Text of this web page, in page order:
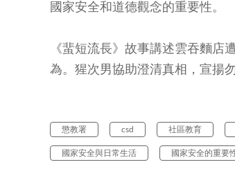
國家安全和道德觀念的重要性。
《蜚短流長》故事講述雲吞麵
為。猩次男協助澄清真相，宣揚
懲教署 csd 社區教育
國家安全與日常生活 國家安全的重要